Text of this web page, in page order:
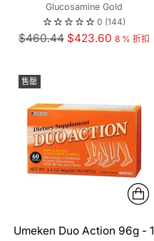
Glucosamine Gold
0 (144)
正
格
$460.44 $423.60 8 % 折扣
售罄
Umeken Duo Action 96g - 1